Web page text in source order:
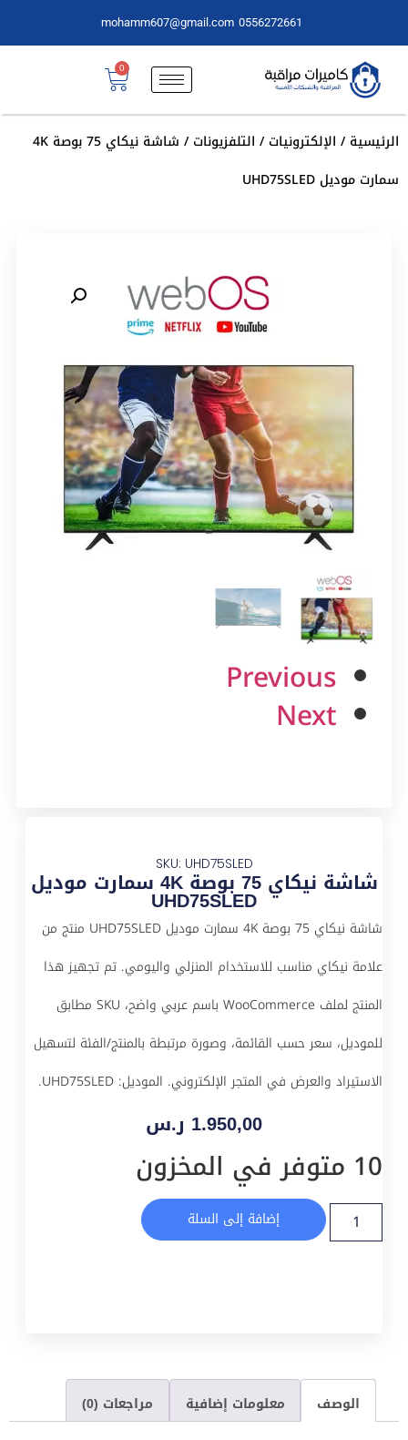
0556272661
mohamm607@gmail.com
0
الرئيسية/ الإلكترونيات/ التلفزيونات
/ شاشة نيكاي 75 بوصة 4K
سمارت موديل UHD75SLED
Previous
Next
SKU: UHD75SLED
شاشة نيكاي 75 بوصة 4K سمارت موديل
UHD75SLED
شاشة نيكاي 75 بوصة 4K سمارت موديل UHD75SLED منتج من
علامة نيكاي مناسب للاستخدام المنزلي واليومي. تم تجهيز هذا
المنتج لملف WooCommerce باسم عربي واضح، SKU مطابق
للموديل، سعر حسب القائمة، وصورة مرتبطة بالمنتج/الفئة لتسهيل
الاستيراد والعرض في المتجر الإلكتروني. الموديل: UHD75SLED.
1.950,00 ر.س
10 متوفر في المخزون
إضافة إلى السلة
الوصف معلومات إضافية مراجعات (0)